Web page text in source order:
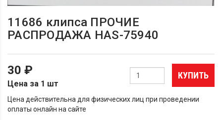
11686 клипса ПРОЧИЕ
РАСПРОДАЖА HAS-75940
30 ₽
Цена за 1 шт
КУПИТЬ
Цена действительна для физических лиц при проведении
оплаты онлайн на сайте